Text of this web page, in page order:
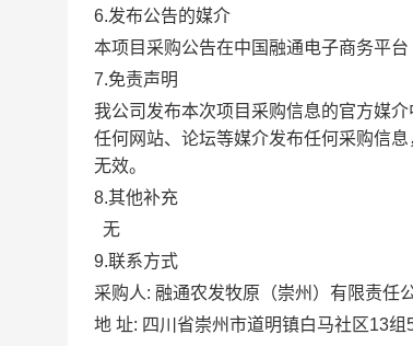
6.发布公告的媒介
本项目采购公告在中国融通电子商务平台
7.免责声明
我公司发布本次项目采购信息的官方媒介
任何网站、论坛等媒介发布任何采购信
无效。
8.其他补充
无
9.联系方式
采购人: 融通农发牧原（崇州）有限责任
地 址: 四川省崇州市道明镇白马社区13组